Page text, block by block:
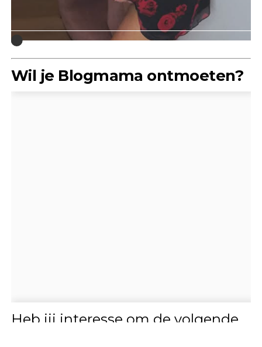
Wil je Blogmama ontmoeten?
Heb jij interesse om de volgende